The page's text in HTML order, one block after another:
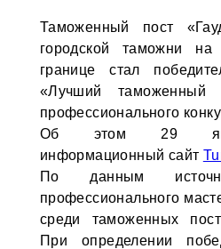
Таможенный пост
городской таможни на
границе стал
«Лучший таможенный
профессионального
Об этом 29
информационный сайт
По данным
профессионального
среди таможенных
При определении